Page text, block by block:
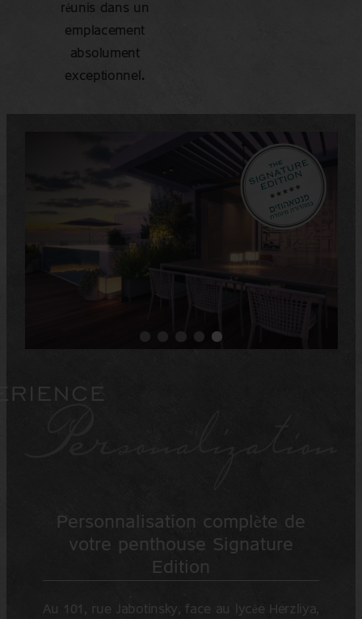
réunis dans un
emplacement
absolument
exceptionnel.
Personnalisation complète de
votre penthouse Signature
Edition
Au 101, rue Jabotinsky, face au lycée Herzliya,